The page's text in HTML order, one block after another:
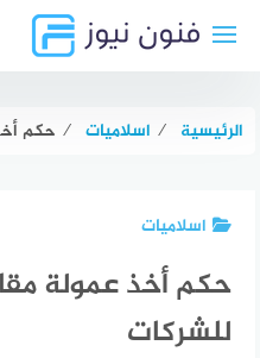
الرئيسية ⁄ اسلاميات ⁄ حكم
اسلاميات
حكم أخذ عمولة
للشركات